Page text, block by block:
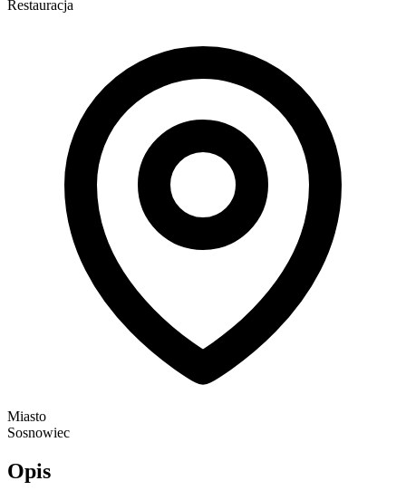
Restauracja
Miasto
Sosnowiec
Opis